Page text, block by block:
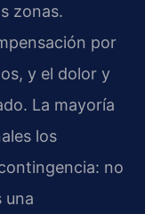
zonas.
por
y el dolor y
La mayoría
los
no
una